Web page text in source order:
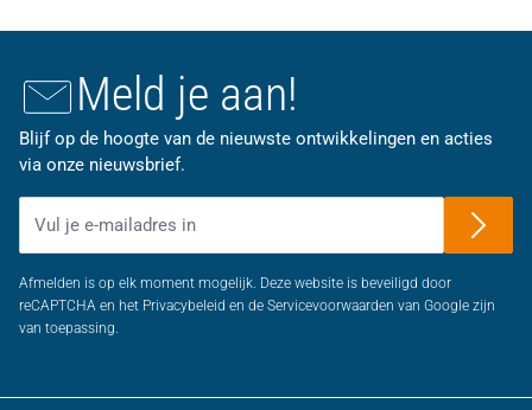
Meld je aan!
Blijf op de hoogte van de nieuwste ontwikkelingen en acties
via onze nieuwsbrief.
Afmelden is op elk moment mogelijk. Deze website is beveiligd door
reCAPTCHA en het Privacybeleid en de Servicevoorwaarden van Google zijn
van toepassing.